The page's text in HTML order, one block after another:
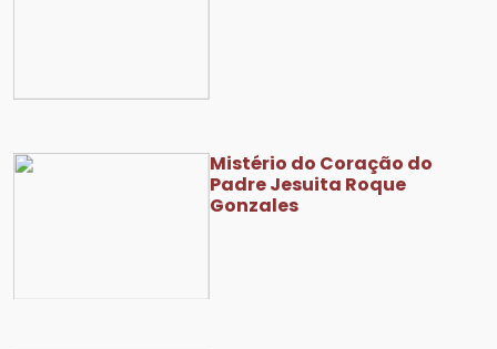
Mistério do Coração do
Padre Jesuita Roque
Gonzales